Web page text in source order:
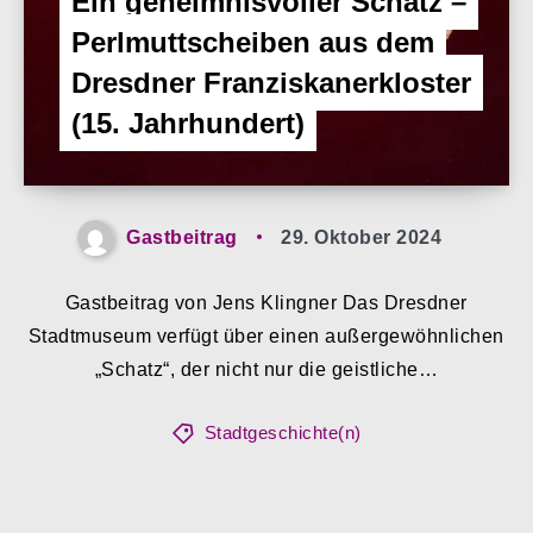
Perlmuttscheiben aus dem
Dresdner Franziskanerkloster
(15. Jahrhundert)
Gastbeitrag 29. Oktober 2024
Gastbeitrag von Jens Klingner Das Dresdner
Stadtmuseum verfügt über einen außergewöhnlichen
„Schatz“, der nicht nur die geistliche…
Stadtgeschichte(n)